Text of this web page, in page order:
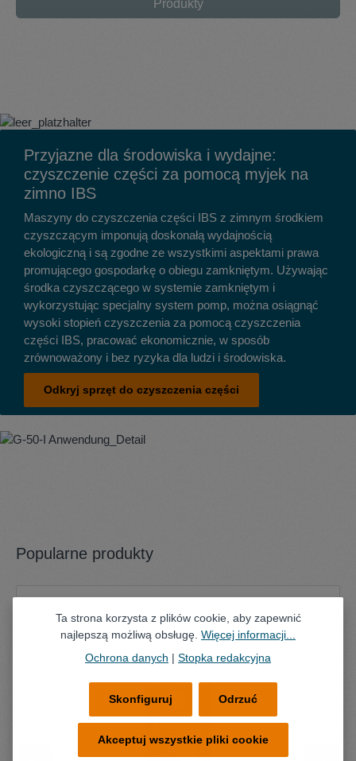
Produkty
Przyjazne dla środowiska i wydajne:
czyszczenie części za pomocą myjek na
zimno IBS
Maszyny do czyszczenia części IBS z zimnym środkiem
czyszczącym imponują doskonałą wydajnością
ekologiczną i są zgodne ze wszystkimi aspektami prawa
promującego gospodarkę o obiegu zamkniętym. Używając
środka czyszczącego w systemie zamkniętym i
wykorzystując specjalny system pomp, można osiągnąć
wysoki stopień czyszczenia za pomocą czyszczenia
części IBS, pracować ekonomicznie, w sposób
zrównoważony i bez ryzyka dla ludzi i środowiska.
Odkryj sprzęt do czyszczenia części
Popularne produkty
Ta strona korzysta z plików cookie, aby zapewnić
najlepszą możliwą obsługę. Więcej informacji...
Ochrona danych | Stopka redakcyjna
Odrzuć
Skonfiguruj
Akceptuj wszystkie pliki cookie